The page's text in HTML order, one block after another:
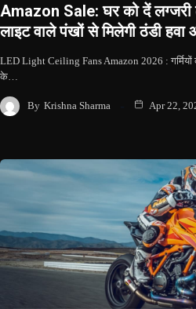
Amazon Sale: घर को दें लग्जरी
लाइट वाले पंखों से मिलेगी ठंडी हवा
LED Light Ceiling Fans Amazon 2026 :
के…
By Krishna Sharma Apr 22,